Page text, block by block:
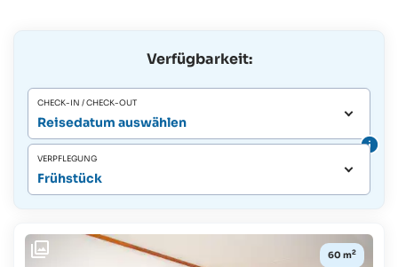
Verfügbarkeit:
CHECK-IN / CHECK-OUT
Reisedatum auswählen
VERPFLEGUNG
Frühstück
60 m2